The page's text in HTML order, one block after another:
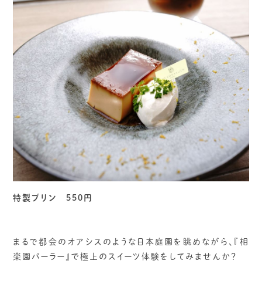
特製プリン 550円
まるで都会のオアシスのような日本庭園を眺めながら、『相
楽園パーラー』で極上のスイーツ体験をしてみませんか？